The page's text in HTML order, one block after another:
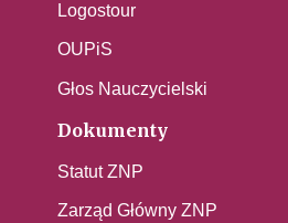
Logostour
OUPiS
Głos Nauczycielski
Dokumenty
Statut ZNP
Zarząd Główny ZNP